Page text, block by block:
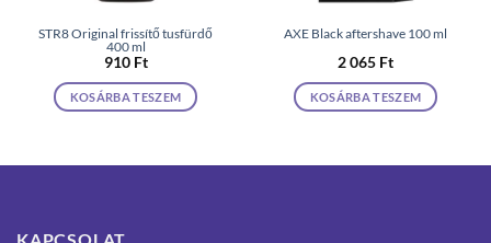
STR8 Original frissítő tusfürdő
400 ml
910 Ft
KOSÁRBA TESZEM
AXE Black aftershave 100 ml
2 065 Ft
KOSÁRBA TESZEM